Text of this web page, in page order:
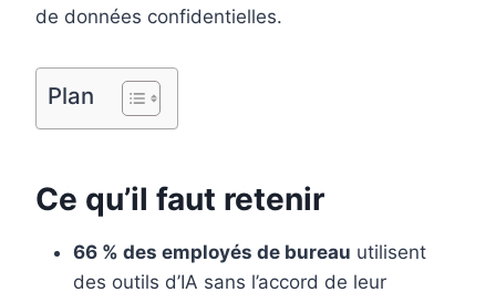
de données confidentielles.
Plan
Ce qu’il faut retenir
66 % des employés de bureau utilisent
des outils d’IA sans l’accord de leur